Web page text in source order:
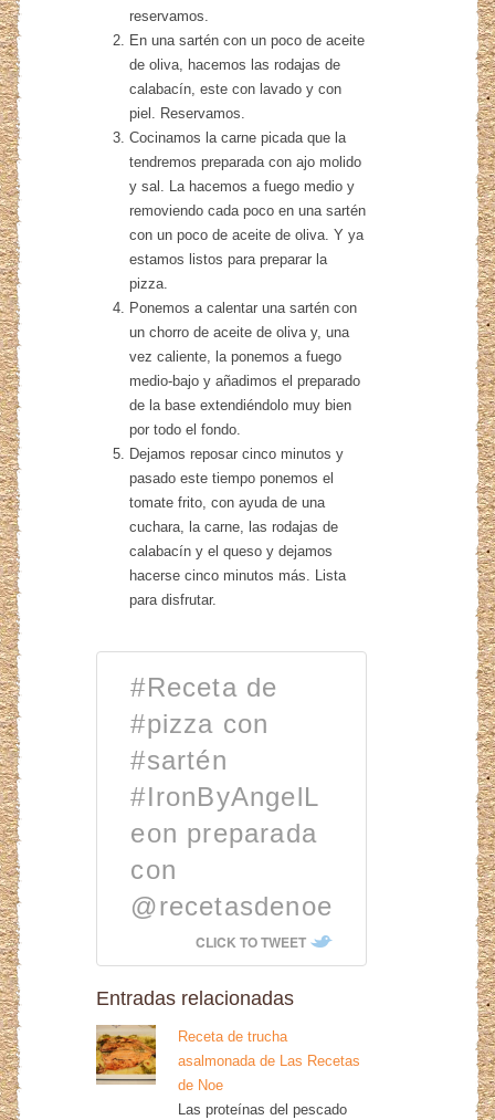
reservamos.
En una sartén con un poco de aceite
de oliva, hacemos las rodajas de
calabacín, este con lavado y con
piel. Reservamos.
Cocinamos la carne picada que la
tendremos preparada con ajo molido
y sal. La hacemos a fuego medio y
removiendo cada poco en una sartén
con un poco de aceite de oliva. Y ya
estamos listos para preparar la
pizza.
Ponemos a calentar una sartén con
un chorro de aceite de oliva y, una
vez caliente, la ponemos a fuego
medio-bajo y añadimos el preparado
de la base extendiéndolo muy bien
por todo el fondo.
Dejamos reposar cinco minutos y
pasado este tiempo ponemos el
tomate frito, con ayuda de una
cuchara, la carne, las rodajas de
calabacín y el queso y dejamos
hacerse cinco minutos más. Lista
para disfrutar.
#Receta de
#pizza con
#sartén
#IronByAngelL
eon preparada
con
@recetasdenoe
CLICK TO TWEET
Entradas relacionadas
Receta de trucha
asalmonada de Las Recetas
de Noe
Las proteínas del pescado